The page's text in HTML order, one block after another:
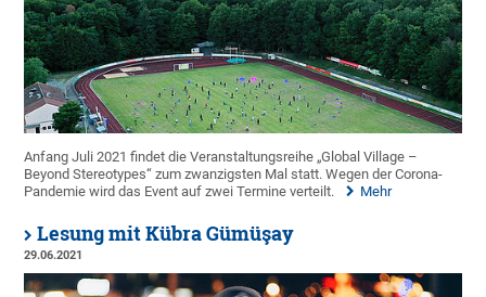
Anfang Juli 2021 findet die Veranstaltungsreihe „Global Village –
Beyond Stereotypes“ zum zwanzigsten Mal statt. Wegen der Corona-
Pandemie wird das Event auf zwei Termine verteilt.
Mehr
Lesung mit Kübra Gümüşay
29.06.2021